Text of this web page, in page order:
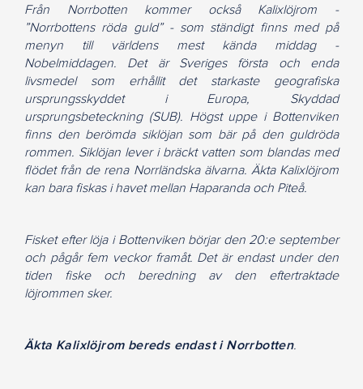
Från Norrbotten kommer också Kalixlöjrom -
”Norrbottens röda guld” - som ständigt finns med på
menyn till världens mest kända middag -
Nobelmiddagen. Det är Sveriges första och enda
livsmedel som erhållit det starkaste geografiska
ursprungsskyddet i Europa, Skyddad
ursprungsbeteckning (SUB). Högst uppe i Bottenviken
finns den berömda siklöjan som bär på den guldröda
rommen. Siklöjan lever i bräckt vatten som blandas med
flödet från de rena Norrländska älvarna. Äkta Kalixlöjrom
kan bara fiskas i havet mellan Haparanda och Piteå.
Fisket efter löja i Bottenviken börjar den 20:e september
och pågår fem veckor framåt. Det är endast under den
tiden fiske och beredning av den eftertraktade
löjrommen sker.
Äkta Kalixlöjrom bereds endast i Norrbotten.